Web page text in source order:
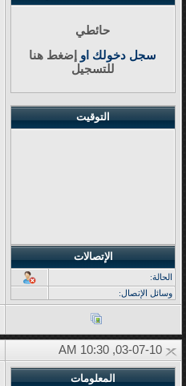
حائطي
سجل دخولك او إضغط هنا
للتسجيل
التوقيت
الإتصالات
الحالة:
وسائل الإتصال:
المعلومات